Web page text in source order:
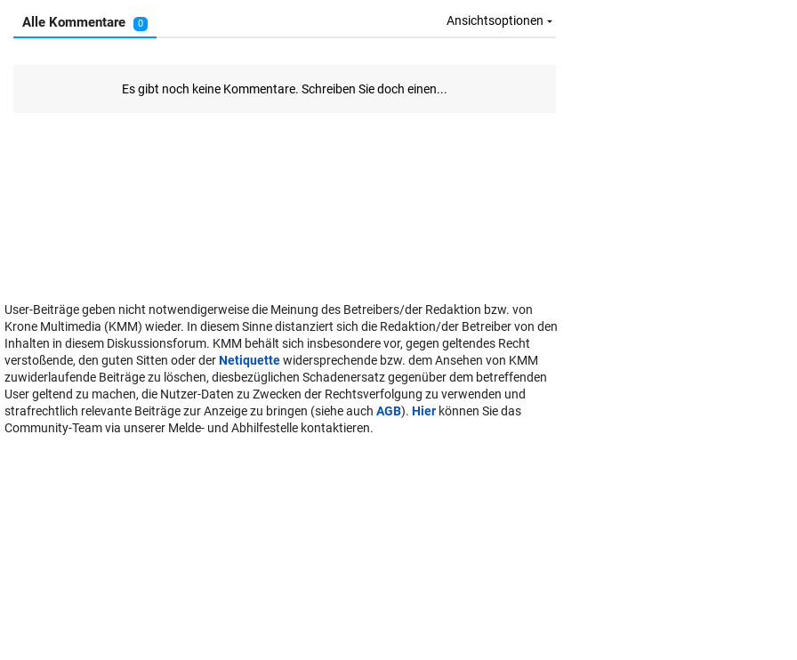
User-Beiträge geben nicht notwendigerweise die Meinung des Betreibers/der Redaktion bzw. von
Krone Multimedia (KMM) wieder. In diesem Sinne distanziert sich die Redaktion/der Betreiber von den
Inhalten in diesem Diskussionsforum. KMM behält sich insbesondere vor, gegen geltendes Recht
verstoßende, den guten Sitten oder derNetiquettewidersprechende bzw. dem Ansehen von KMM
zuwiderlaufende Beiträge zu löschen, diesbezüglichen Schadenersatz gegenüber dem betreffenden
User geltend zu machen, die Nutzer-Daten zu Zwecken der Rechtsverfolgung zu verwenden und
strafrechtlich relevante Beiträge zur Anzeige zu bringen (siehe auch AGB). Hier können Sie das
Community-Team via unserer Melde- und Abhilfestelle kontaktieren.